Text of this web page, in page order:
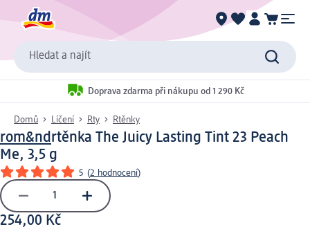
Hledat a najít
Doprava zdarma při nákupu od 1 290 Kč
Domů Líčení Rty Rtěnky
rom&ndrtěnka The Juicy Lasting Tint 23 Peach
Me, 3,5 g
5 (2 hodnocení)
254,00 Kč